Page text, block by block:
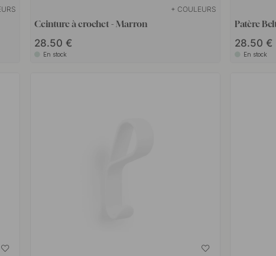
+ COULEURS
Ceinture à crochet - Marron
28.50 €
En stock
Patère
28.50 €
En stock